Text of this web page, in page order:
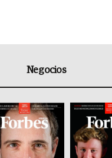
Negocios